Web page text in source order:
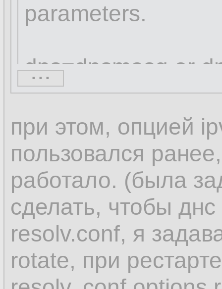
parameters.
dns=dnsmasq or
When you use
NetworkManager
dnsmasq or
in the /etc/
Both the dnsmasq
services forward
...
при этом, опцией
пользовался
работало. (была
сделать, чтобы
resolv.conf, я
rotate, при